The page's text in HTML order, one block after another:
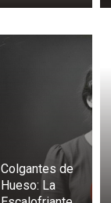
Colgantes de
Hueso: La